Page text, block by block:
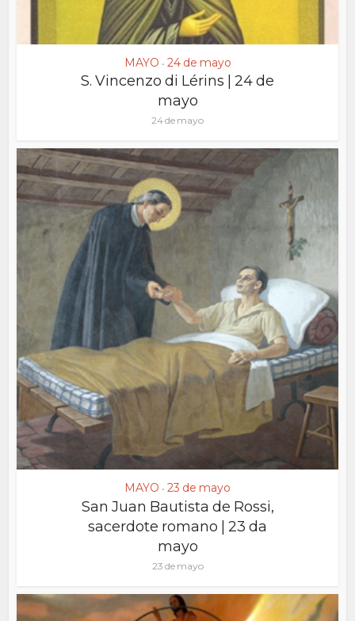
MAYO • 24 de mayo
S. Vincenzo di Lérins | 24 de
mayo
24 de mayo
MAYO • 23 de mayo
San Juan Bautista de Rossi,
sacerdote romano | 23 da
mayo
23 de mayo